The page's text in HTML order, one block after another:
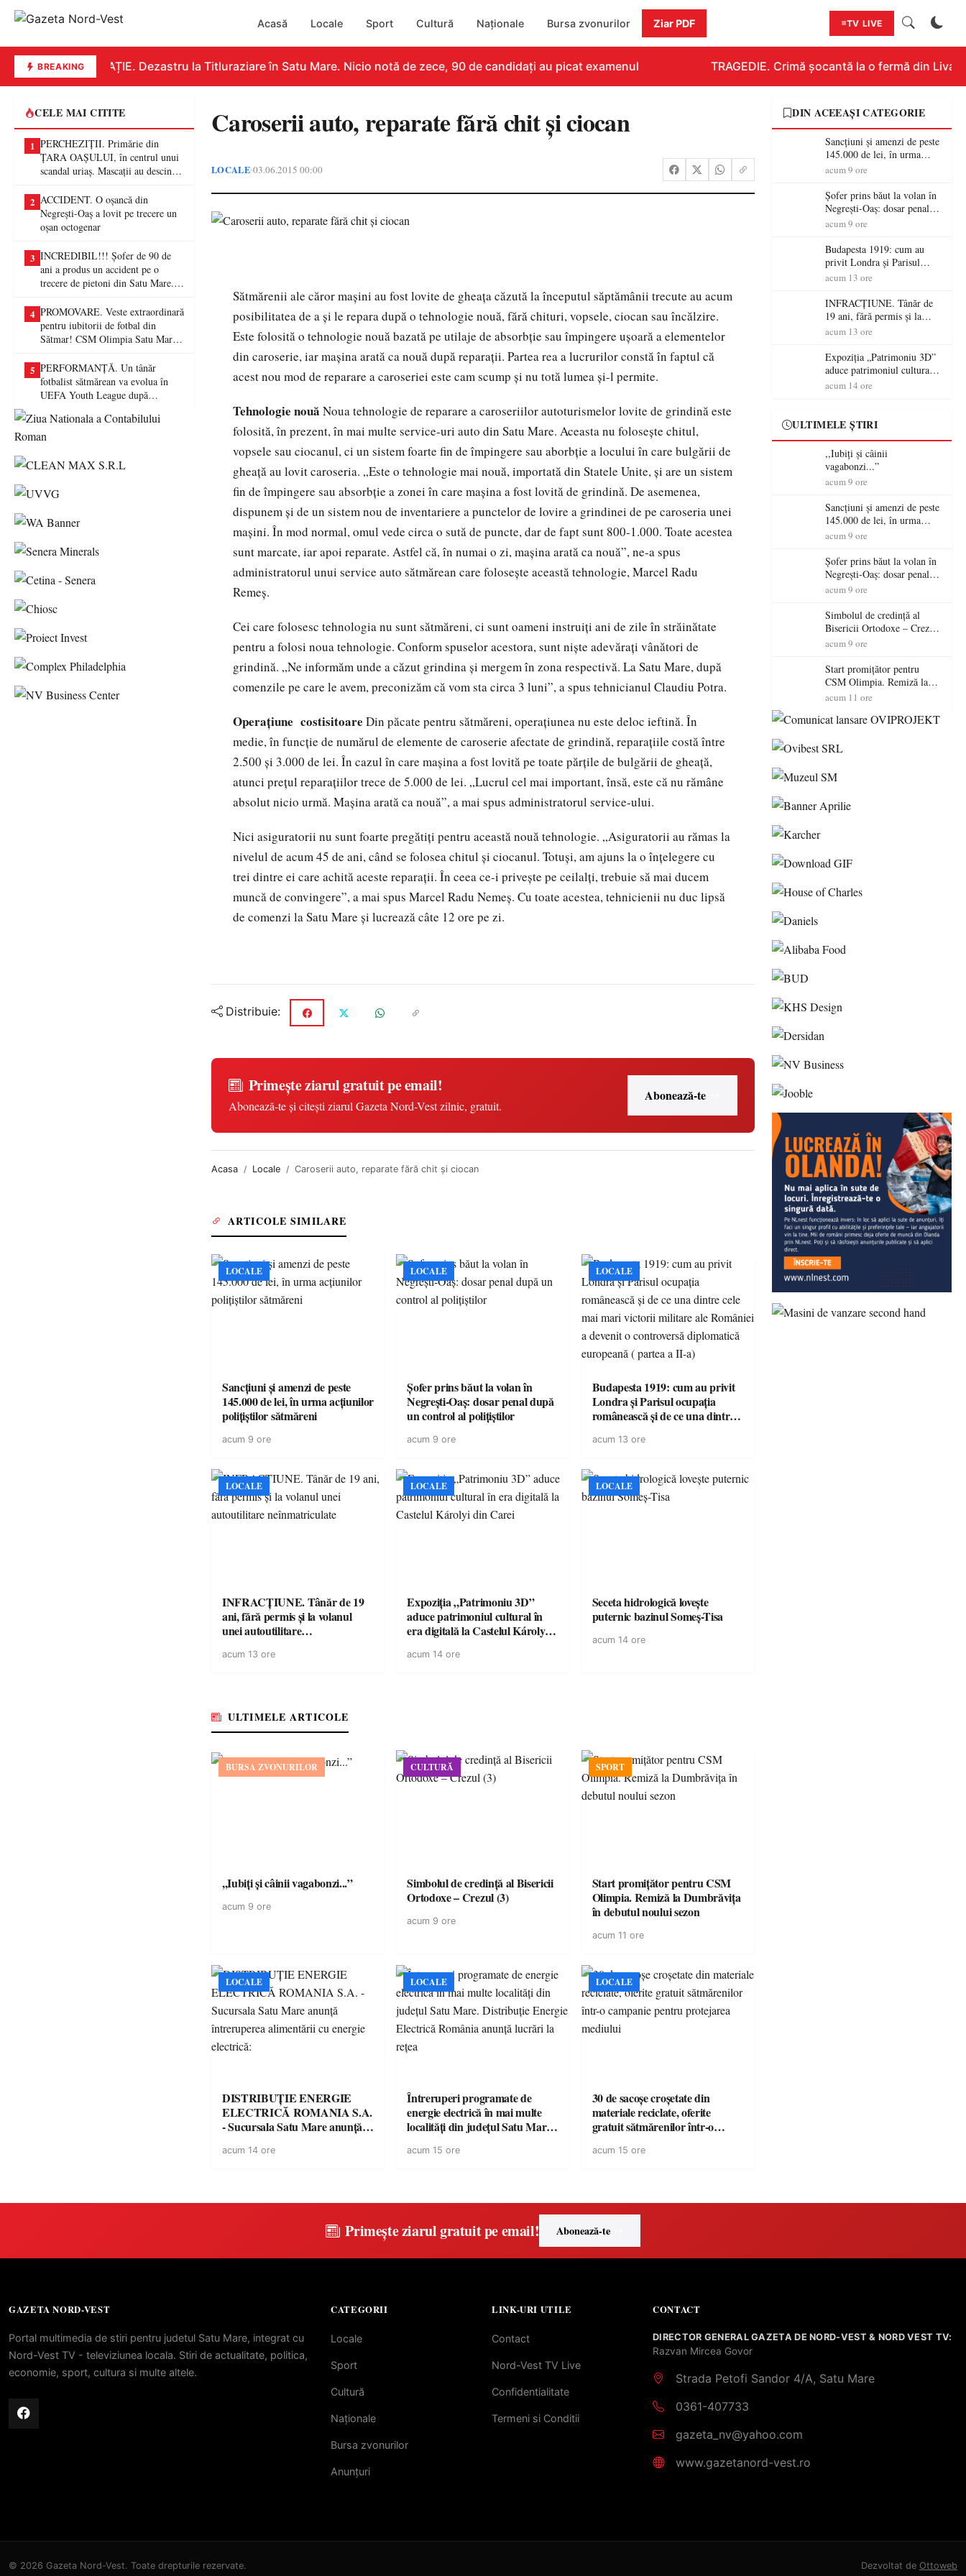
Acasă Locale Sport Cultură Naționale Bursa zvonurilor Ziar PDF TV LIVE
BREAKINGEDUCAȚIE. Dezastru la Titluraziare în Satu Mare. Nicio notă de zece, 90 de candidați au picat examenul TRAGEDIE. Crimă șocantă la o fermă din
CELE MAI CITITE
1 PERCHEZIȚII. Primărie din
ȚARA OAȘULUI, în centrul unui
scandal uriaș. Mascații au descins
fraude de proporții
2 ACCIDENT. O oșancă din
Negrești-Oaș a lovit pe trecere un
oșan octogenar
3 INCREDIBIL!!! Șofer de 90 de
ani a produs un accident pe o
trecere de pietoni din Satu Mare. O
4 PROMOVARE. Veste extraordinară
pentru iubitorii de fotbal din
Sătmar! CSM Olimpia Satu Mare
5 PERFORMANȚĂ. Un tânăr
fotbalist sătmărean va evolua în
UEFA Youth League după
Caroserii auto, reparate fără chit şi ciocan
LOCALE•03.06.2015 00:00
Sătmărenii ale căror maşini au fost lovite de gheaţa căzută la începutul săptămânii trecute au acum
posibilitatea de a şi le repara după o tehnologie nouă, fără chituri, vopsele, ciocan sau încălzire.
Este folosită o tehnologie nouă bazată pe utilaje de absorbţie sau împingere uşoară a elementelor
din caroserie, iar maşina arată ca nouă după reparaţii. Partea rea a lucrurilor constă în faptul că
acest nou mod de reparare a caroseriei este cam scump şi nu totă lumea şi-l permite.
Tehnologie nouă Noua tehnologie de reparare a caroseriilor autoturismelor lovite de grindină este
folosită, în prezent, în mai multe service-uri auto din Satu Mare. Aceasta nu foloseşte chitul,
vopsele sau ciocanul, ci un sistem foarte fin de împingere sau aborbţie a locului în care bulgării de
gheaţă au lovit caroseria. „Este o tehnologie mai nouă, importată din Statele Unite, şi are un sistem
fin de împingere sau absorbţie a zonei în care maşina a fost lovită de grindină. De asemenea,
dispunem şi de un sistem nou de inventariere a punctelor de lovire a grindinei de pe caroseria unei
maşini. În mod normal, omul vede circa o sută de puncte, dar de fapt sunt 800-1.000. Toate acestea
sunt marcate, iar apoi reparate. Astfel că, în numai o zi, maşina arată ca nouă”, ne-a spus
administratorul unui service auto sătmărean care foloseşte această tehnologie, Marcel Radu
Remeş.
Cei care folosesc tehnologia nu sunt sătmăreni, ci sunt oameni instruiţi ani de zile în străinătate
pentru a folosi noua tehnologie. Conform spuselor acestora, sunt nişte adevăraţi vânători de
grindină. „Ne informăm unde a căzut grindina şi mergem în zona respectivă. La Satu Mare, după
comenzile pe care le avem, preconizăm că vom sta circa 3 luni”, a spus tehnicianul Claudiu Potra.
Operaţiune costisitoare Din păcate pentru sătmăreni, operaţiunea nu este deloc ieftină. În
medie, în funcţie de numărul de elemente de caroserie afectate de grindină, reparaţiile costă între
2.500 şi 3.000 de lei. În cazul în care maşina a fost lovită pe toate părţile de bulgării de gheaţă,
atunci preţul reparaţiilor trece de 5.000 de lei. „Lucrul cel mai important, însă, este că nu rămâne
absolut nicio urmă. Maşina arată ca nouă”, a mai spus administratorul service-ului.
Nici asiguratorii nu sunt foarte pregătiţi pentru această nouă tehnologie. „Asiguratorii au rămas la
nivelul de acum 45 de ani, când se folosea chitul şi ciocanul. Totuşi, am ajuns la o înţelegere cu
trei dintre ei care achită aceste reparaţii. În ceea ce-i priveşte pe ceilalţi, trebuie să mai ducem
muncă de convingere”, a mai spus Marcel Radu Nemeş. Cu toate acestea, tehnicienii nu duc lipsă
de comenzi la Satu Mare şi lucrează câte 12 ore pe zi.
Distribuie:
Primește ziarul gratuit pe email!
Abonează-te și citești ziarul Gazeta Nord-Vest zilnic, gratuit.
Abonează-te
Acasa Locale Caroserii auto, reparate fără chit şi ciocan
ARTICOLE SIMILARE
LOCALE
Sancțiuni și amenzi de peste
145.000 de lei, în urma acțiunilor
polițiștilor sătmăreni
acum 9 ore
LOCALE
Șofer prins băut la volan în
Negrești-Oaș: dosar penal după
un control al polițiștilor
acum 9 ore
LOCALE
Budapesta 1919: cum au privit
Londra și Parisul ocupația
românească și de ce una dintre
României a devenit o
europeană ( partea a II-a)
acum 13 ore
LOCALE
INFRACȚIUNE. Tânăr de 19
ani, fără permis și la volanul
unei autoutilitare
acum 13 ore
LOCALE
Expoziția „Patrimoniu 3D”
aduce patrimoniul cultural în
era digitală la Castelul Károlyi
acum 14 ore
LOCALE
Seceta hidrologică lovește
puternic bazinul Someș-Tisa
acum 14 ore
ULTIMELE ARTICOLE
BURSA ZVONURILOR
,,Iubiți și câinii vagabonzi...”
acum 9 ore
CULTURĂ
Simbolul de credinţă al Bisericii
Ortodoxe – Crezul (3)
acum 9 ore
SPORT
Start promițător pentru CSM
Olimpia. Remiză la Dumbrăvița
în debutul noului sezon
acum 11 ore
LOCALE
DISTRIBUȚIE ENERGIE
ELECTRICĂ ROMANIA S.A.
- Sucursala Satu Mare anunţă
energie electrică:
acum 14 ore
LOCALE
Întreruperi programate de
energie electrică în mai multe
localități din județul Satu Mare.
România anunță lucrări la rețea
acum 15 ore
LOCALE
30 de sacoșe croșetate din
materiale reciclate, oferite
gratuit sătmărenilor într-o
mediului
acum 15 ore
DIN ACEEAȘI CATEGORIE
Sancțiuni și amenzi de peste
145.000 de lei, în urma
acțiunilor polițiștilor
acum 9 ore
Șofer prins băut la volan în
Negrești-Oaș: dosar penal
după un control al
acum 9 ore
Budapesta 1919: cum au
privit Londra și Parisul
ocupația românească și de ce
victorii militare ale
României a devenit o
controversă diplomatică
europeană ( partea a II-a)
acum 13 ore
INFRACȚIUNE. Tânăr de
19 ani, fără permis și la
volanul unei autoutilitare
acum 13 ore
Expoziția „Patrimoniu 3D”
aduce patrimoniul cultural
în era digitală la Castelul
acum 14 ore
ULTIMELE ȘTIRI
,,Iubiți și câinii
vagabonzi...”
acum 9 ore
Sancțiuni și amenzi de peste
145.000 de lei, în urma
acțiunilor polițiștilor
acum 9 ore
Șofer prins băut la volan în
Negrești-Oaș: dosar penal
după un control al
acum 9 ore
Simbolul de credinţă al
Bisericii Ortodoxe – Crezul
(3)
acum 9 ore
Start promițător pentru
CSM Olimpia. Remiză la
Dumbrăvița în debutul
acum 11 ore
Primește ziarul gratuit pe email! Abonează-te
GAZETA NORD-VEST
Portal multimedia de stiri pentru judetul Satu Mare, integrat cu
Nord-Vest TV - televiziunea locala. Stiri de actualitate, politica,
economie, sport, cultura si multe altele.
CATEGORII
Locale
Sport
Cultură
Naționale
Bursa zvonurilor
Anunțuri
LINK-URI UTILE
Contact
Nord-Vest TV Live
Confidentialitate
Termeni si Conditii
CONTACT
DIRECTOR GENERAL GAZETA DE NORD-VEST & NORD VEST TV:
Razvan Mircea Govor
Strada Petofi Sandor 4/A, Satu Mare
0361-407733
gazeta_nv@yahoo.com
www.gazetanord-vest.ro
© 2026 Gazeta Nord-Vest. Toate drepturile rezervate. Dezvoltat de Ottoweb